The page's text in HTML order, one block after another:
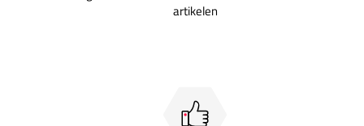
artikelen